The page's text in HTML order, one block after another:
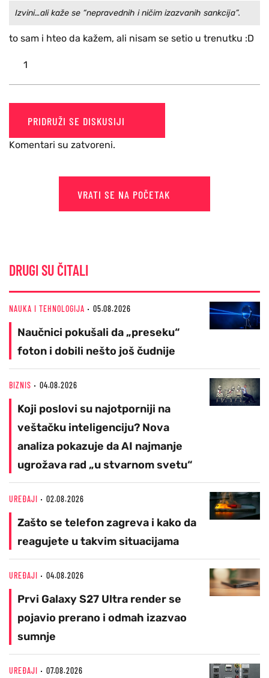
Izvini…ali kaže se “nepravednih i ničim izazvanih sankcija”.
to sam i hteo da kažem, ali nisam se setio u trenutku :D
1
PRIDRUŽI SE DISKUSIJI
Komentari su zatvoreni.
VRATI SE NA POČETAK
DRUGI SU ČITALI
NAUKA I TEHNOLOGIJA 05.08.2026
Naučnici pokušali da „preseku“
foton i dobili nešto još čudnije
BIZNIS 04.08.2026
Koji poslovi su najotporniji na
veštačku inteligenciju? Nova
analiza pokazuje da AI najmanje
ugrožava rad „u stvarnom svetu“
UREĐAJI 02.08.2026
Zašto se telefon zagreva i kako da
reagujete u takvim situacijama
UREĐAJI 04.08.2026
Prvi Galaxy S27 Ultra render se
pojavio prerano i odmah izazvao
sumnje
UREĐAJI 07.08.2026